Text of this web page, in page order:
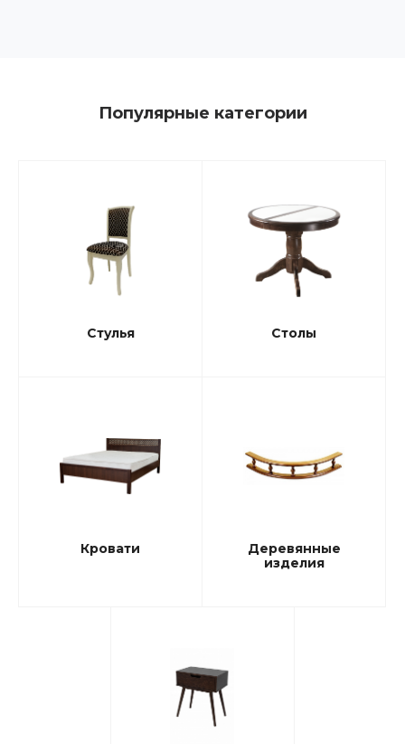
Популярные категории
Стулья Столы
Кровати
Деревянные
изделия